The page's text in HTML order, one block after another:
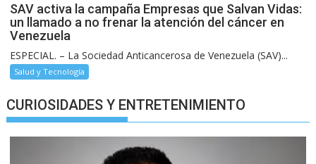
SAV activa la campaña Empresas que Salvan Vidas:
un llamado a no frenar la atención del cáncer en
Venezuela
ESPECIAL. – La Sociedad Anticancerosa de Venezuela (SAV)...
Salud y Tecnología
CURIOSIDADES Y ENTRETENIMIENTO